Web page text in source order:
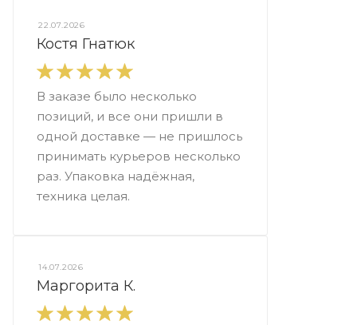
22.07.2026
Костя Гнатюк
В заказе было несколько
позиций, и все они пришли в
одной доставке — не пришлось
принимать курьеров несколько
раз. Упаковка надёжная,
техника целая.
14.07.2026
Маргорита К.